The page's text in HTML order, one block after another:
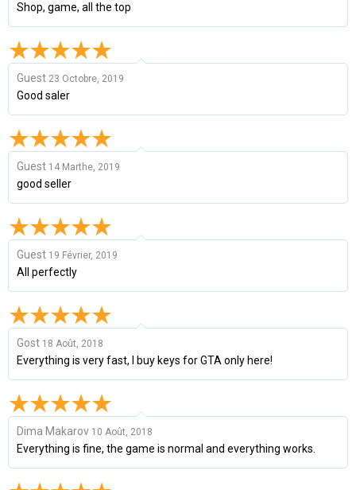
Shop, game, all the top
Guest 23 Octobre, 2019
Good saler
Guest 14 Marthe, 2019
good seller
Guest 19 Février, 2019
All perfectly
Gost 18 Août, 2018
Everything is very fast, I buy keys for GTA only here!
Dima Makarov 10 Août, 2018
Everything is fine, the game is normal and everything works.